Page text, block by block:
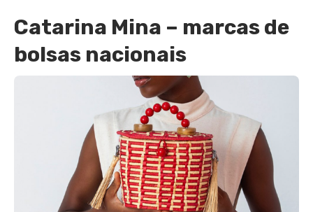
Catarina Mina – marcas de
bolsas nacionais